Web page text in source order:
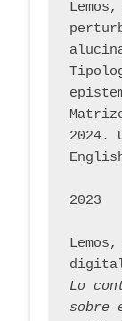
2024.
2023
Lo
sobre